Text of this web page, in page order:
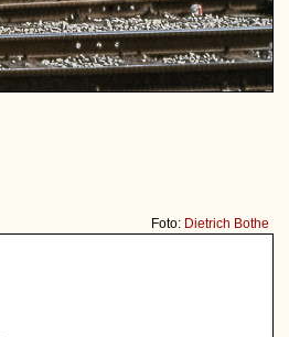
Foto: Dietrich Bothe